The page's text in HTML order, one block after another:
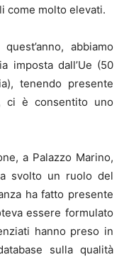
come molto elevati.
abbiamo
imposta dall’Ue (50
tenendo presente
ci è consentito uno
a Palazzo Marino,
svolto un ruolo del
ha fatto presente
essere formulato
hanno preso in
sulla qualità